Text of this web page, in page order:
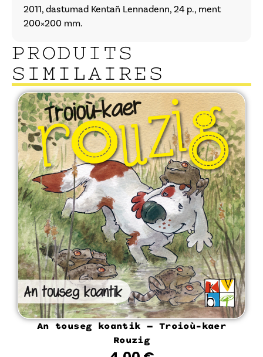
2011, dastumad Kentañ Lennadenn, 24 p., ment
200×200 mm.
PRODUITS
SIMILAIRES
An touseg koantik – Troioù-kaer
Rouzig